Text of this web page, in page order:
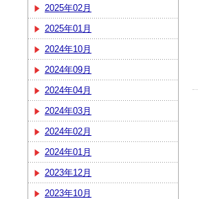
2025年02月
2025年01月
2024年10月
2024年09月
2024年04月
2024年03月
2024年02月
2024年01月
2023年12月
2023年10月